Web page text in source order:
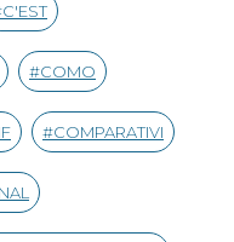
C'EST
COMO
COMPARATIVI